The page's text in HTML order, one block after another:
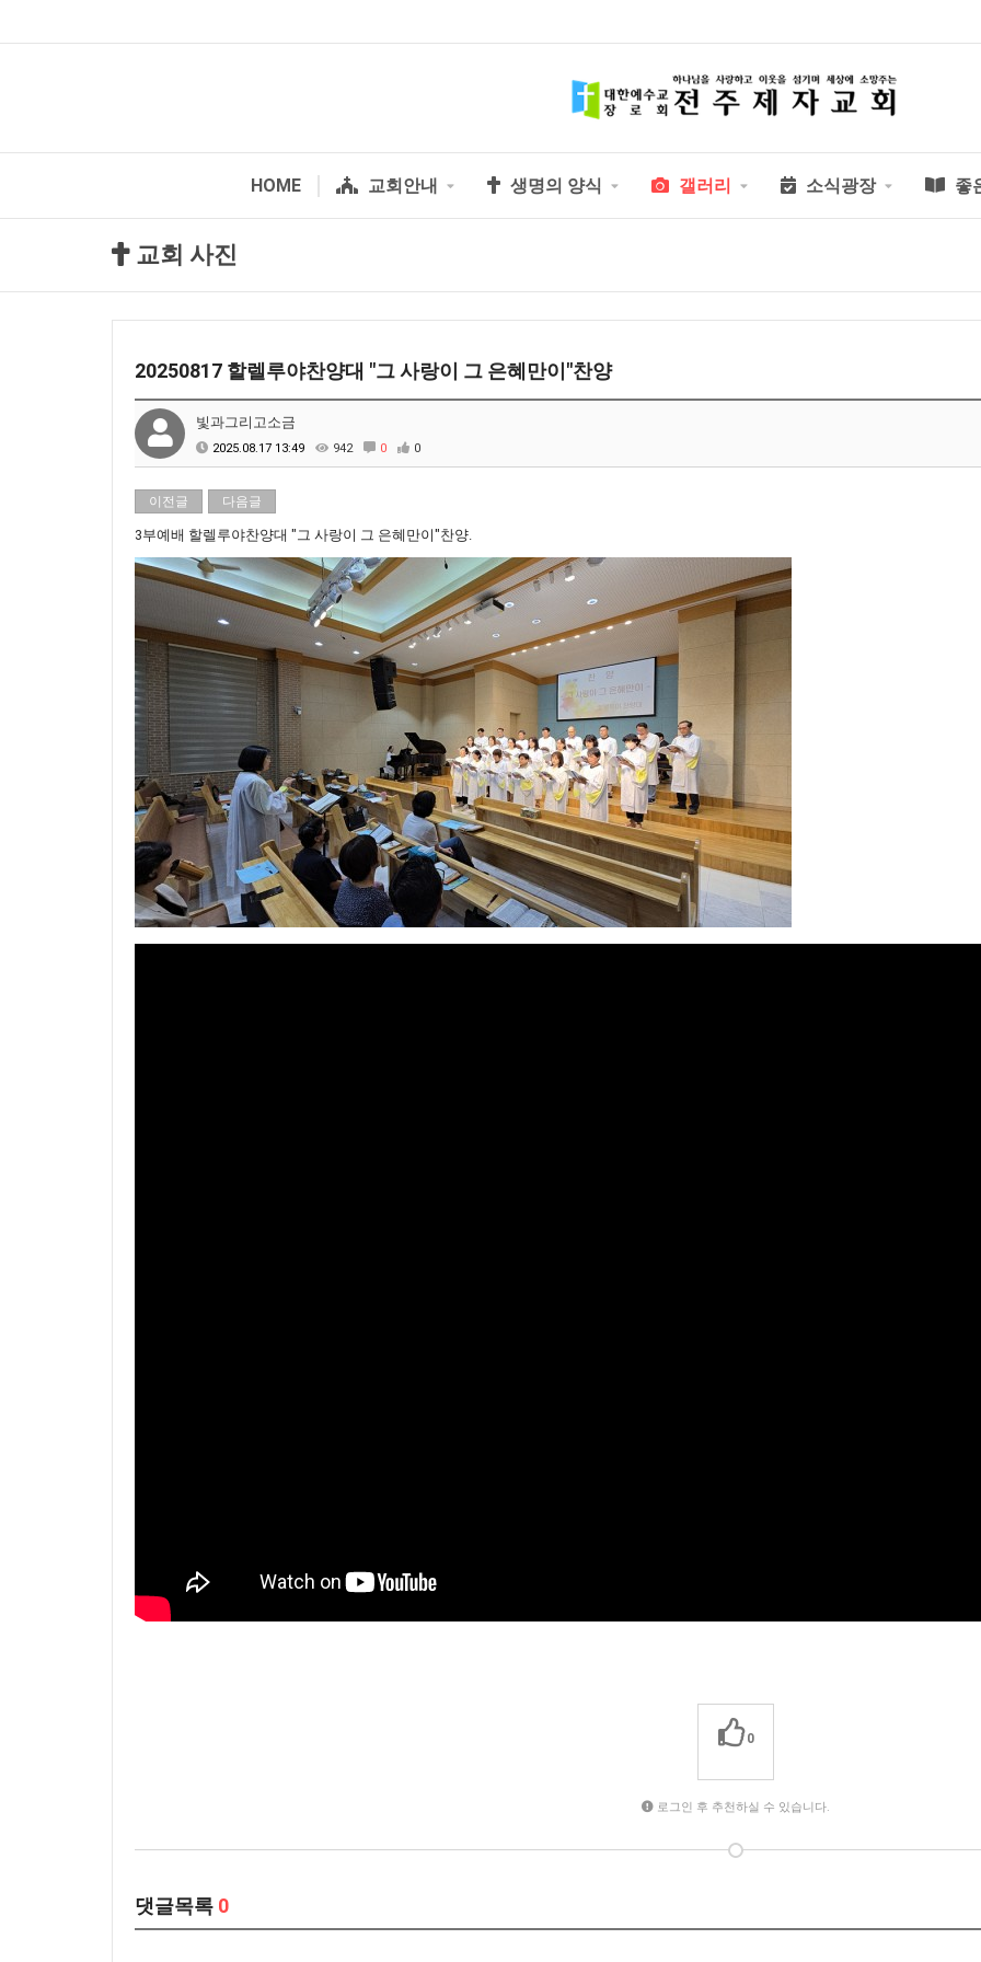
HOME 교회안내 생명의 양식 갤러리 소식광장 좋
교회 사진
20250817 할렐루야찬양대 "그 사랑이 그 은혜만이"찬양
빛과그리고소금
2025.08.17 13:49 942 0 0
이전글 다음글
3부예배 할렐루야찬양대 "그 사랑이 그 은혜만이"찬양.
0
로그인 후 추천하실 수 있습니다.
댓글목록 0